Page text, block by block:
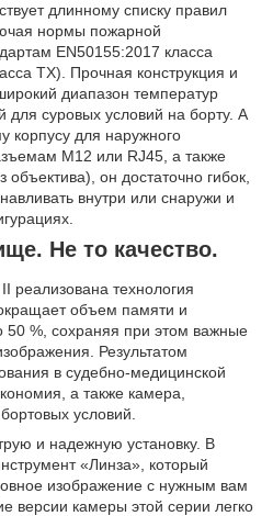
длинному списку правил
нормы пожарной
EN50155:2017 класса
TX). Прочная конструкция и
диапазон температур
суровых условий на борту. А
корпусу для наружного
M12 или RJ45, а также
он достаточно гибок,
внутри или снаружи и
Не то качество.
реализована технология
объем памяти и
50 %, сохраняя при этом важные
Результатом
в судебно-медицинской
а также камера,
условий.
и надежную установку. В
«Линза», который
изображение с нужным вам
версии камеры этой серии легко